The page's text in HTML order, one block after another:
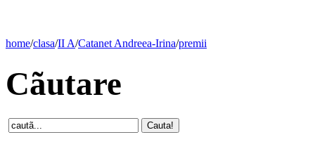
home/clasa/II A/Catanet Andreea-Irina/premii
Cãutare